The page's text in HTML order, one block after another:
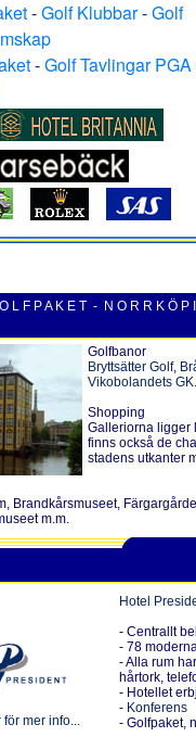
-Golf Klubbar-Golf
-Golf Tavlingar PGA
L F P A K E T - N O R R K Ö P
Golfbanor
Bryttsätter Golf,
Vikobolandets GK.
Shopping
Galleriorna ligger
finns också de
stadens utkanter
Brandkårsmuseet,
m.m.
för mer info...
Hotel
- Centrallt
- 78
- Alla rum
hårtork,
- Hotellet
- Konferens
- Golfpaket,